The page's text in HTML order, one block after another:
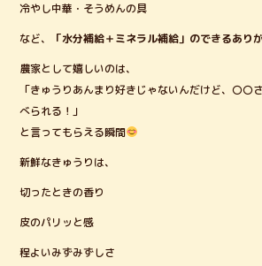
冷やし中華・そうめんの具
など、
「水分補給＋ミネラル補給」のできるあり
農家として嬉しいのは、
「きゅうりあんまり好きじゃないんだけど、〇〇
べられる！」
と言ってもらえる瞬間
新鮮なきゅうりは、
切ったときの香り
皮のパリッと感
程よいみずみずしさ